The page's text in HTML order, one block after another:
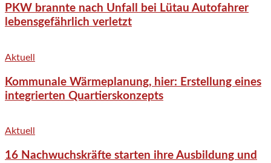
PKW brannte nach Unfall bei Lütau Autofahrer
lebensgefährlich verletzt
Aktuell
Kommunale Wärmeplanung, hier: Erstellung eines
integrierten Quartierskonzepts
Aktuell
16 Nachwuchskräfte starten ihre Ausbildung und